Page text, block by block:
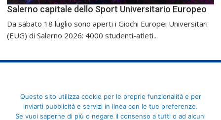
Salerno capitale dello Sport Universitario Europeo
Da sabato 18 luglio sono aperti i Giochi Europei Universitari
(EUG) di Salerno 2026: 4000 studenti-atleti...
FederCUSI: Federazione Italiana dello Sport Universitario - Via
Angelo Brofferio, 7 - 00195 Roma - C.F. 80109270589
Questo sito utilizza cookie per le proprie funzionalità e per
inviarti pubblicità e servizi in linea con le tue preferenze.
Se vuoi saperne di più o negare il consenso a tutti o ad alcuni